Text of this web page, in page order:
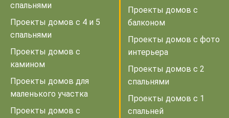
спальнями
Проекты домов с 4 и 5
спальнями
Проекты домов с
камином
Проекты домов для
маленького участка
Проекты домов с
Проекты домов с
балконом
Проекты домов с фото
интерьера
Проекты домов с 2
спальнями
Проекты домов с 1
спальней